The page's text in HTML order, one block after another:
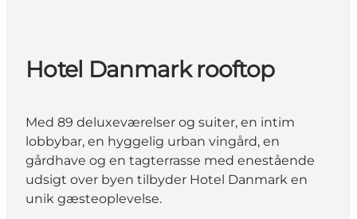
Hotel Danmark rooftop
Med 89 deluxeværelser og suiter, en intim
lobbybar, en hyggelig urban vingård, en
gårdhave og en tagterrasse med enestående
udsigt over byen tilbyder Hotel Danmark en
unik gæsteoplevelse.